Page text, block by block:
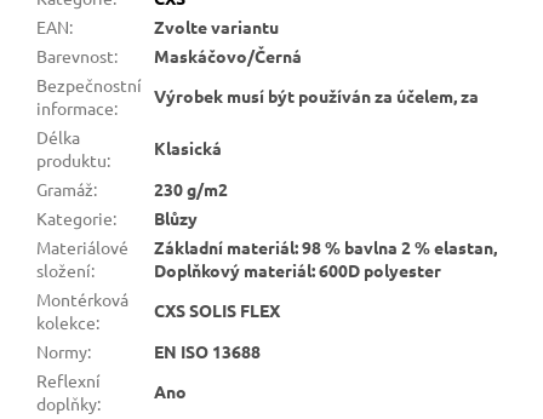
EAN:
Zvolte variantu
Barevnost:
Maskáčovo/Černá
Bezpečnostní
informace:
Výrobek musí být používán za účelem, za
Délka
produktu:
Klasická
Gramáž:
230 g/m2
Kategorie:
Blůzy
Materiálové
složení:
Základní materiál: 98 % bavlna 2 % elastan,
Doplňkový materiál: 600D polyester
Montérková
kolekce:
CXS SOLIS FLEX
Normy:
EN ISO 13688
Reflexní
doplňky:
Ano